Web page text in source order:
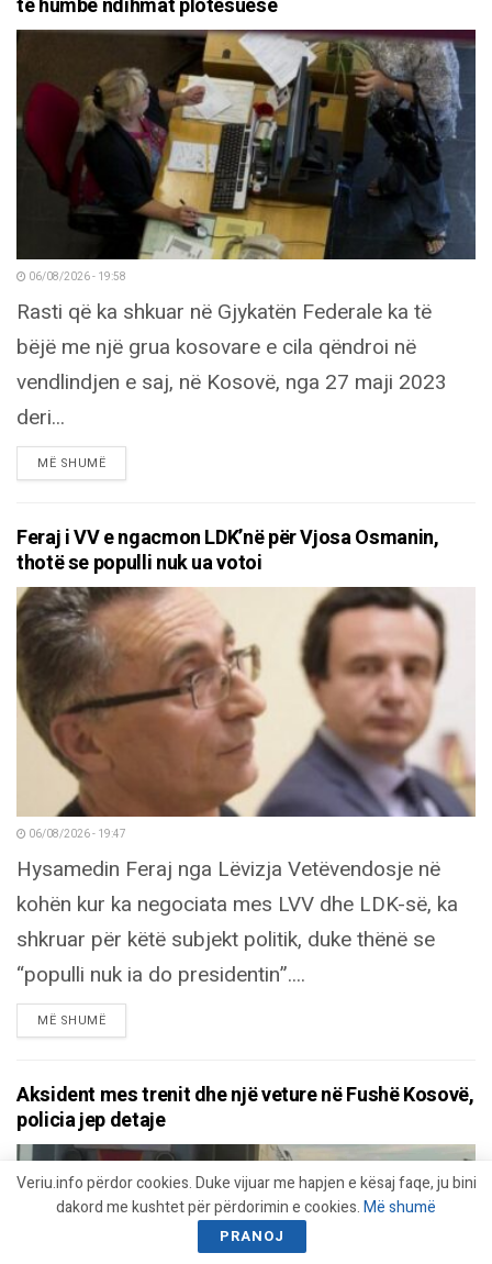
06/08/2026 - 19:58
Rasti që ka shkuar në Gjykatën Federale ka të
bëjë me një grua kosovare e cila qëndroi në
vendlindjen e saj, në Kosovë, nga 27 maji 2023
deri...
MË SHUMËDETAILS
Feraj i VV e ngacmon LDK’në për Vjosa Osmanin,
thotë se populli nuk ua votoi
06/08/2026 - 19:47
Hysamedin Feraj nga Lëvizja Vetëvendosje në
kohën kur ka negociata mes LVV dhe LDK-së, ka
shkruar për këtë subjekt politik, duke thënë se
“populli nuk ia do presidentin”....
MË SHUMËDETAILS
Aksident mes trenit dhe një veture në Fushë Kosovë,
policia jep detaje
Veriu.info përdor cookies. Duke vijuar me hapjen e kësaj faqe, ju bini
dakord me kushtet për përdorimin e cookies.Më shumë
PRANOJ